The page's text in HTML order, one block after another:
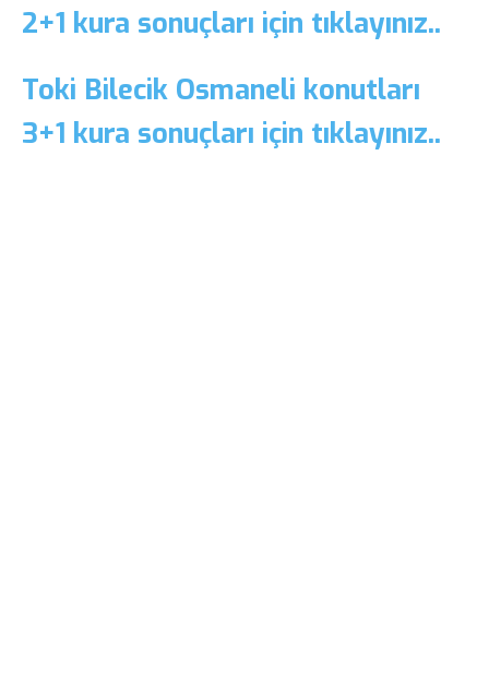
2+1 kura sonuçları için tıklayınız..
Toki Bilecik Osmaneli konutları
3+1 kura sonuçları için tıklayınız..